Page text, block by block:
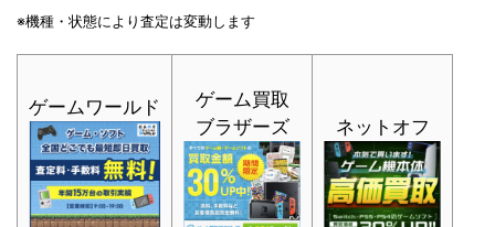
※機種・状態により査定は変動します
ゲームワールド
ゲーム買取
ブラザーズ
ネットオフ